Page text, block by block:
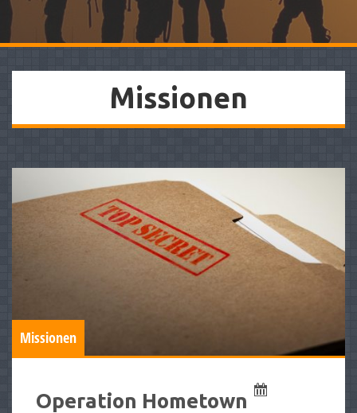
Missionen
Missionen
Operation Hometown